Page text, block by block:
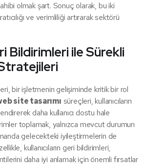
olmak şart. Sonuç olarak, bu iki
ve verimliliği artırarak sektörü
Bildirimleri ile Sürekli
bir işletmenin gelişiminde kritik bir rol
site tasarımı süreçleri, kullanıcıların
daha kullanıcı dostu hale
toplamak, yalnızca mevcut durumun
gelecekteki iyileştirmelerin de
kullanıcıların geri bildirimleri,
daha iyi anlamak için önemli fırsatlar